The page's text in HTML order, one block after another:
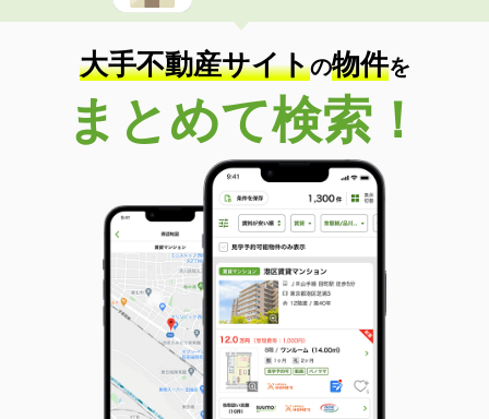
大手不動産サイトの物件を
まとめて検索！